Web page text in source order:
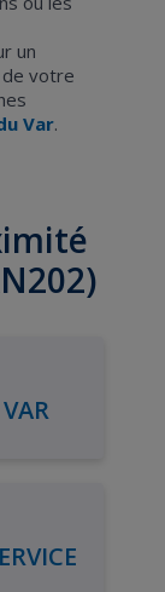
un
votre
Var.